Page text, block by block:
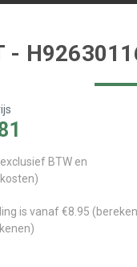
-
BTW en
is vanaf €8.95